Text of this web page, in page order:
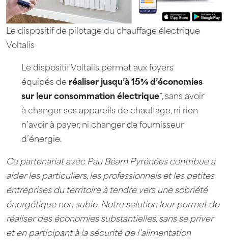
Le dispositif de pilotage du chauffage électrique
Voltalis
Le dispositif Voltalis permet aux foyers
équipés de réaliser jusqu’à 15% d’économies
sur leur consommation électrique*, sans avoir
à changer ses appareils de chauffage, ni rien
n’avoir à payer, ni changer de fournisseur
d’énergie.
Ce partenariat avec Pau Béarn Pyrénées contribue à
aider les particuliers, les professionnels et les petites
entreprises du territoire à tendre vers une sobriété
énergétique non subie. Notre solution leur permet de
réaliser des économies substantielles, sans se priver
et en participant à la sécurité de l’alimentation